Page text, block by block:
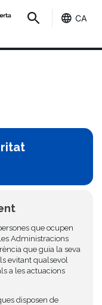
CA
que ocupen
Administracions
que guia la seva
evitant qualsevol
a les actuacions
disposen de